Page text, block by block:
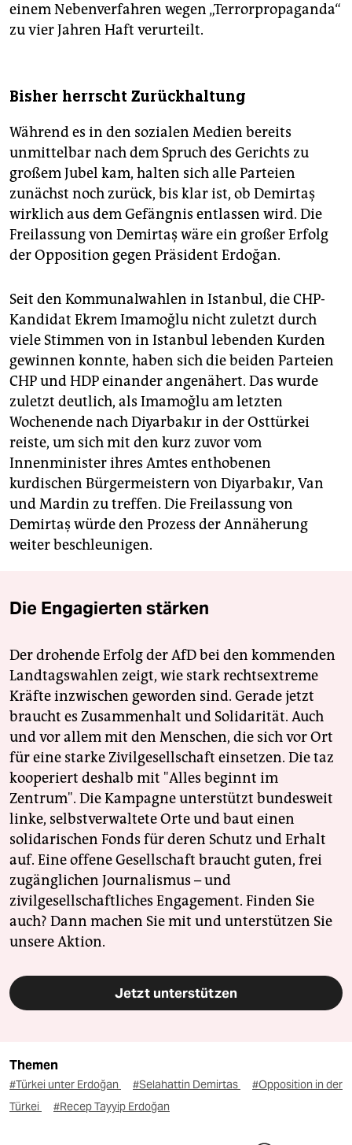
einem Nebenverfahren wegen „Terrorpropaganda“
zu vier Jahren Haft verurteilt.
Bisher herrscht Zurückhaltung
Während es in den sozialen Medien bereits
unmittelbar nach dem Spruch des Gerichts zu
großem Jubel kam, halten sich alle Parteien
zunächst noch zurück, bis klar ist, ob Demirtaş
wirklich aus dem Gefängnis entlassen wird. Die
Freilassung von Demirtaş wäre ein großer Erfolg
der Opposition gegen Präsident Erdoğan.
Seit den Kommunalwahlen in Istanbul, die CHP-
Kandidat Ekrem Imamoğlu nicht zuletzt durch
viele Stimmen von in Istanbul lebenden Kurden
gewinnen konnte, haben sich die beiden Parteien
CHP und HDP einander angenähert. Das wurde
zuletzt deutlich, als Imamoğlu am letzten
Wochenende nach Diyarbakır in der Osttürkei
reiste, um sich mit den kurz zuvor vom
Innenminister ihres Amtes enthobenen
kurdischen Bürgermeistern von Diyarbakır, Van
und Mardin zu treffen. Die Freilassung von
Demirtaş würde den Prozess der Annäherung
weiter beschleunigen.
Die Engagierten stärken
Der drohende Erfolg der AfD bei den kommenden
Landtagswahlen zeigt, wie stark rechtsextreme
Kräfte inzwischen geworden sind. Gerade jetzt
braucht es Zusammenhalt und Solidarität. Auch
und vor allem mit den Menschen, die sich vor Ort
für eine starke Zivilgesellschaft einsetzen. Die taz
kooperiert deshalb mit "Alles beginnt im
Zentrum". Die Kampagne unterstützt bundesweit
linke, selbstverwaltete Orte und baut einen
solidarischen Fonds für deren Schutz und Erhalt
auf. Eine offene Gesellschaft braucht guten, frei
zugänglichen Journalismus – und
zivilgesellschaftliches Engagement. Finden Sie
auch? Dann machen Sie mit und unterstützen Sie
unsere Aktion.
Jetzt unterstützen
Themen
#Türkei unter Erdoğan #Selahattin Demirtas
#Opposition in der
Türkei
#Recep Tayyip Erdoğan